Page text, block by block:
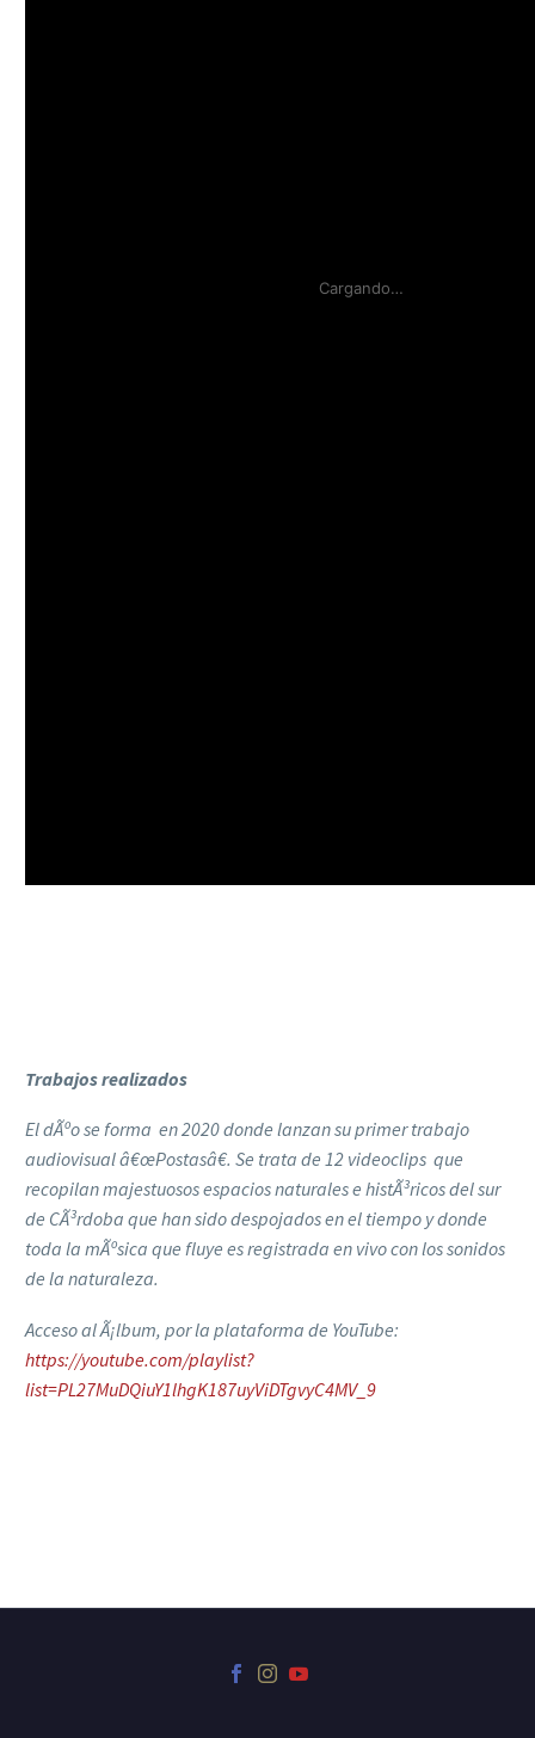
Trabajos realizados
El dÃºo se forma en 2020 donde lanzan su primer trabajo
audiovisual â€œPostasâ€. Se trata de 12 videoclips que
recopilan majestuosos espacios naturales e histÃ³ricos del sur
de CÃ³rdoba que han sido despojados en el tiempo y donde
toda la mÃºsica que fluye es registrada en vivo con los sonidos
de la naturaleza.
Acceso al Ã¡lbum, por la plataforma de YouTube:
https://youtube.com/playlist?
list=PL27MuDQiuY1lhgK187uyViDTgvyC4MV_9